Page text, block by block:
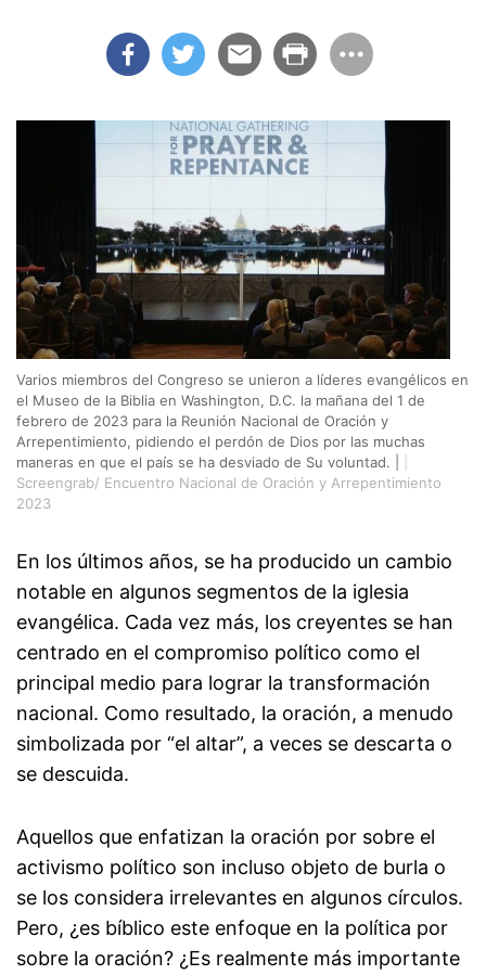
Varios miembros del Congreso se unieron a líderes evangélicos en
el Museo de la Biblia en Washington, D.C. la mañana del 1 de
febrero de 2023 para la Reunión Nacional de Oración y
Arrepentimiento, pidiendo el perdón de Dios por las muchas
maneras en que el país se ha desviado de Su voluntad. |
Screengrab/ Encuentro Nacional de Oración y Arrepentimiento
2023
En los últimos años, se ha producido un cambio
notable en algunos segmentos de la iglesia
evangélica. Cada vez más, los creyentes se han
centrado en el compromiso político como el
principal medio para lograr la transformación
nacional. Como resultado, la oración, a menudo
simbolizada por “el altar”, a veces se descarta o
se descuida.
Aquellos que enfatizan la oración por sobre el
activismo político son incluso objeto de burla o
se los considera irrelevantes en algunos círculos.
Pero, ¿es bíblico este enfoque en la política por
sobre la oración? ¿Es realmente más importante